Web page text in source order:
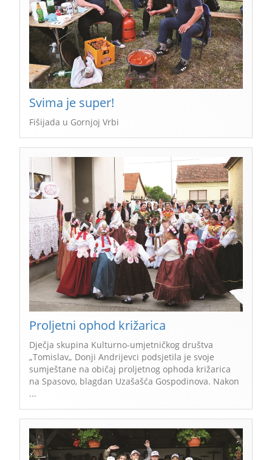
Svima je super!
Fišijada u Gornjoj Vrbi
Proljetni ophod križarica
Dječja skupina Kulturno-umjetničkog društva
„Tomislav„ Donji Andrijevci podsjetila je svoje
sumještane na običaj proljetnog ophoda križarica
na Spasovo, blagdan Uzašašća Gospodinova. Nakon
...